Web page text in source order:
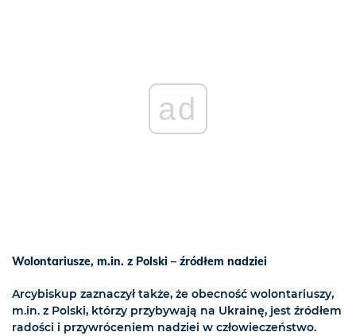
ad
Wolontariusze, m.in. z Polski – źródłem nadziei
Arcybiskup zaznaczył także, że obecność wolontariuszy,
m.in. z Polski, którzy przybywają na Ukrainę, jest źródłem
radości i przywróceniem nadziei w człowieczeństwo.